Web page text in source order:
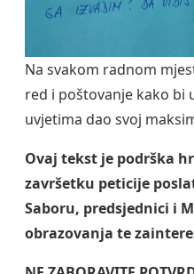
Na svakom radnom
red i poštovanje kako bi
uvjetima dao svoj
Ovaj tekst je podrška
završetku peticije
Saboru, predsjednici i
obrazovanja te